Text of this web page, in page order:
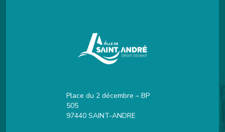
Place du 2 décembre – BP
505
97440 SAINT-ANDRE